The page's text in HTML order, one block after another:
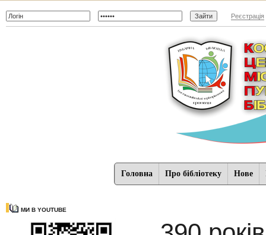
Реєстрація
Головна Про бібліотеку Нове
МИ В YOUTUBE